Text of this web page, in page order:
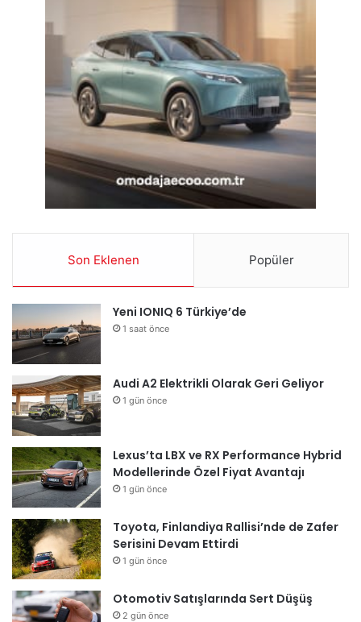
Son Eklenen Popüler
Yeni IONIQ 6 Türkiye’de
1 saat önce
Audi A2 Elektrikli Olarak Geri Geliyor
1 gün önce
Lexus’ta LBX ve RX Performance Hybrid
Modellerinde Özel Fiyat Avantajı
1 gün önce
Toyota, Finlandiya Rallisi’nde de Zafer
Serisini Devam Ettirdi
1 gün önce
Otomotiv Satışlarında Sert Düşüş
2 gün önce